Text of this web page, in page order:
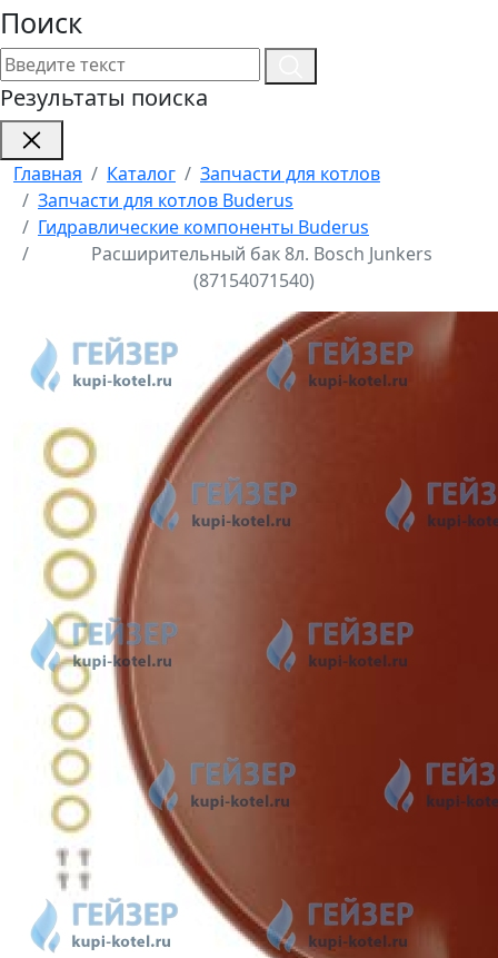
Поиск
Результаты поиска
Главная Каталог
Запчасти для котлов
Запчасти для котлов Buderus
Гидравлические компоненты Buderus
Расширительный бак 8л. Bosch Junkers
(87154071540)